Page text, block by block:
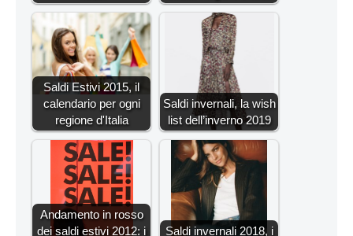
Saldi Estivi 2015, il
calendario per ogni
regione d'Italia
Saldi invernali, la wish
list dell’inverno 2019
Andamento in rosso
dei saldi estivi 2012: i
Saldi invernali 2018, i